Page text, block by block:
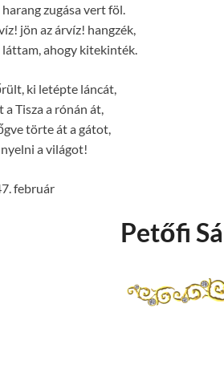
zugása vert föl.
jön az árvíz! hangzék,
láttam, ahogy kitekinték.
ki letépte láncát,
Tisza a rónán át,
törte át a gátot,
a világot!
február
Petőfi